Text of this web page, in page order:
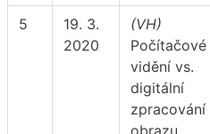
5
19. 3.
2020
(VH)
Počítačové
vidění vs.
digitální
zpracování